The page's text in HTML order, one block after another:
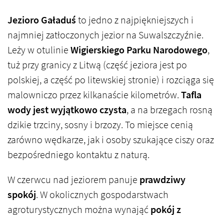
Jezioro Gaładuśto jedno z najpiękniejszych i
najmniej zatłoczonych jezior na Suwalszczyźnie.
Leży w otulinieWigierskiego Parku Narodowego,
tuż przy granicy z Litwą (część jeziora jest po
polskiej, a część po litewskiej stronie) i rozciąga się
malowniczo przez kilkanaście kilometrów.Tafla
wody jest wyjątkowo czysta, a na brzegach rosną
dzikie trzciny, sosny i brzozy. To miejsce cenią
zarówno wędkarze, jak i osoby szukające ciszy oraz
bezpośredniego kontaktu z naturą.
W czerwcu nad jeziorem panuje prawdziwy
spokój. W okolicznych gospodarstwach
agroturystycznych można wynająćpokój z